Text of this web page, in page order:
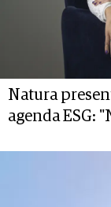
Natura
agenda ESG: